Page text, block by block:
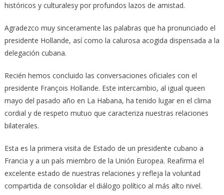
históricos y culturalesy por profundos lazos de amistad.
Agradezco muy sinceramente las palabras que ha pronunciado el
presidente Hollande, así como la calurosa acogida dispensada a la
delegación cubana.
Recién hemos concluido las conversaciones oficiales con el
presidente François Hollande. Este intercambio, al igual queen
mayo del pasado año en La Habana, ha tenido lugar en el clima
cordial y de respeto mutuo que caracteriza nuestras relaciones
bilaterales.
Esta es la primera visita de Estado de un presidente cubano a
Francia y a un país miembro de la Unión Europea. Reafirma el
excelente estado de nuestras relaciones y refleja la voluntad
compartida de consolidar el diálogo político al más alto nivel.